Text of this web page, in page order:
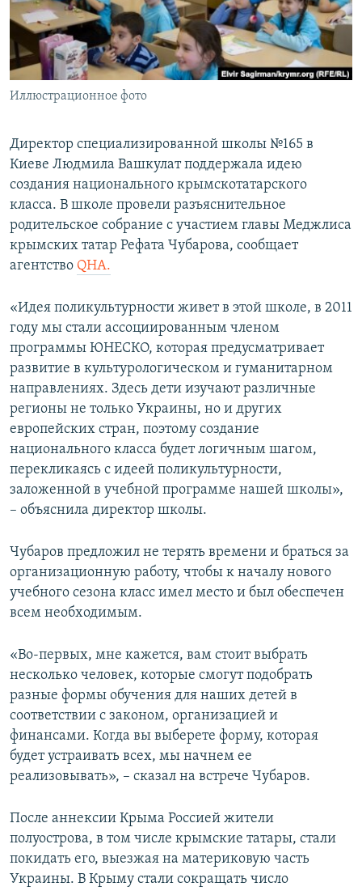
ПОБЕДИТЕЛЕЙ НЕ СУДЯТ?
КРЫМ.НЕПОКОРЕННЫЙ
ELIFBE
УКРАИНСКАЯ ПРОБЛЕМА КРЫМА
ПРИСОЕДИНЯЙТЕСЬ!
Иллюстрационное фото
Директор специализированной школы №165 в
Киеве Людмила Вашкулат поддержала идею
создания национального крымскотатарского
класса. В школе провели разъяснительное
родительское собрание с участием главы Меджлиса
крымских татар Рефата Чубарова, сообщает
агентство QHA.
«Идея поликультурности живет в этой школе, в 2011
году мы стали ассоциированным членом
программы ЮНЕСКО, которая предусматривает
развитие в культурологическом и гуманитарном
направлениях. Здесь дети изучают различные
регионы не только Украины, но и других
европейских стран, поэтому создание
национального класса будет логичным шагом,
перекликаясь с идеей поликультурности,
заложенной в учебной программе нашей школы»,
– объяснила директор школы.
Чубаров предложил не терять времени и браться за
организационную работу, чтобы к началу нового
учебного сезона класс имел место и был обеспечен
всем необходимым.
«Во-первых, мне кажется, вам стоит выбрать
несколько человек, которые смогут подобрать
разные формы обучения для наших детей в
соответствии с законом, организацией и
финансами. Когда вы выберете форму, которая
будет устраивать всех, мы начнем ее
реализовывать», – сказал на встрече Чубаров.
После аннексии Крыма Россией жители
полуострова, в том числе крымские татары, стали
покидать его, выезжая на материковую часть
Украины. В Крыму стали сокращать число